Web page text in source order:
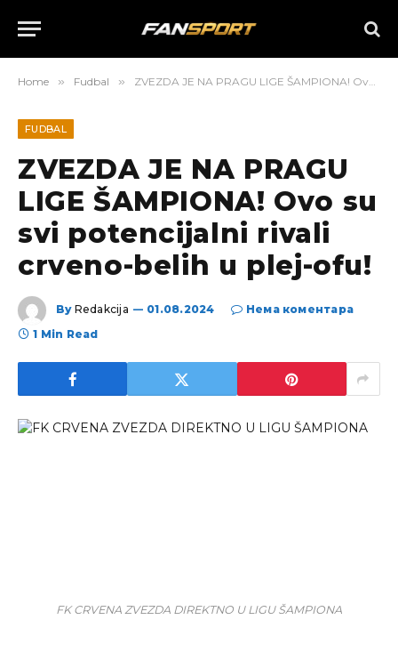
Home » Fudbal » ZVEZDA JE NA PRAGU LIGE ŠAMPIONA! Ovo su svi potencijalni rivali crveno-belih u plej-ofu!
FUDBAL
ZVEZDA JE NA PRAGU
LIGE ŠAMPIONA! Ovo su
svi potencijalni rivali
crveno-belih u plej-ofu!
By Redakcija 01.08.2024
Нема коментара
1 Min Read
FK CRVENA ZVEZDA DIREKTNO U LIGU ŠAMPIONA